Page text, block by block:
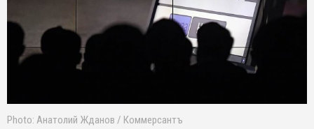
Photo: Анатолий Жданов / Коммерсантъ